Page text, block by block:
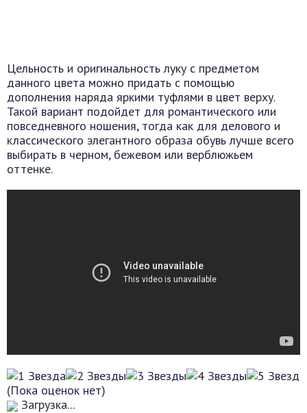
Цельность и оригинальность луку с предметом
данного цвета можно придать с помощью
дополнения наряда яркими туфлями в цвет верху.
Такой вариант подойдет для романтического или
повседневного ношения, тогда как для делового и
классического элегантного образа обувь лучше всего
выбирать в черном, бежевом или верблюжьем
оттенке.
(Пока оценок нет)
Загрузка...